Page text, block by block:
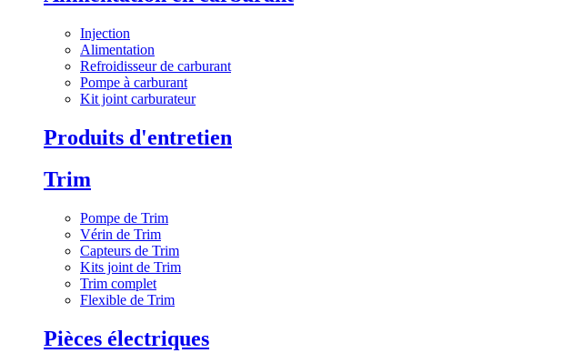
Injection
Alimentation
Refroidisseur de carburant
Pompe à carburant
Kit joint carburateur
Produits d'entretien
Trim
Pompe de Trim
Vérin de Trim
Capteurs de Trim
Kits joint de Trim
Trim complet
Flexible de Trim
Pièces électriques